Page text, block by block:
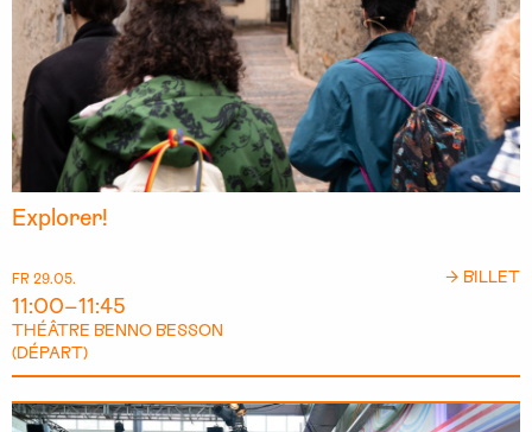
FR 29.05.
11:00–11:45
THÉÂTRE BENNO BESSON
(DÉPART)
Explorer!
→ BILLET